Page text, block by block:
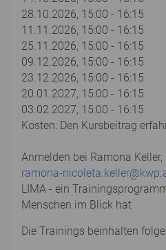
28.10.2026, 15:00 - 16:15
11.11.2026, 15:00 - 16:15
25.11.2026, 15:00 - 16:15
09.12.2026, 15:00 - 16:15
23.12.2026, 15:00 - 16:15
20.01.2027, 15:00 - 16:15
03.02.2027, 15:00 - 16:15
Kosten: Den Kursbeitrag
Anmelden bei Ramona Keller,
ramona-
LIMA - ein
Menschen im Blick hat
Die Trainings beinhalten